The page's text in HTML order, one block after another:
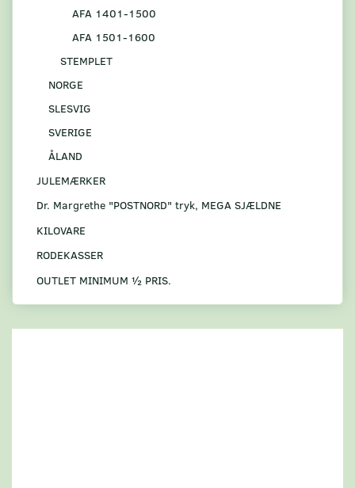
AFA 1401-1500
AFA 1501-1600
STEMPLET
NORGE
SLESVIG
SVERIGE
ÅLAND
JULEMÆRKER
Dr. Margrethe "POSTNORD" tryk, MEGA SJÆLDNE
KILOVARE
RODEKASSER
OUTLET MINIMUM ½ PRIS.